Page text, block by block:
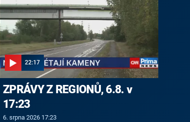
22:17
ZPRÁVY Z REGIONŮ, 6.8. v
17:23
6. srpna 2026 17:23